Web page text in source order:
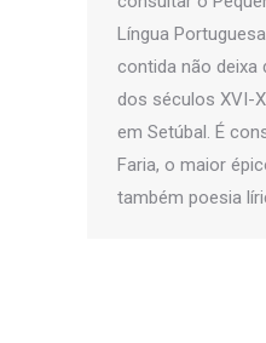
Língua
contida não deixa
dos séculos XVI-
em Setúbal. É
Faria, o maior
também poesia